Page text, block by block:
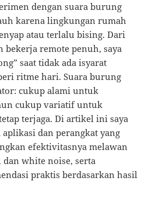
dengan suara burung
karena lingkungan rumah
atau terlalu bising. Dari
bekerja remote penuh, saya
saat tidak ada isyarat
ritme hari. Suara burung
cukup alami untuk
cukup variatif untuk
terjaga. Di artikel ini saya
dan perangkat yang
efektivitasnya melawan
white noise, serta
praktis berdasarkan hasil